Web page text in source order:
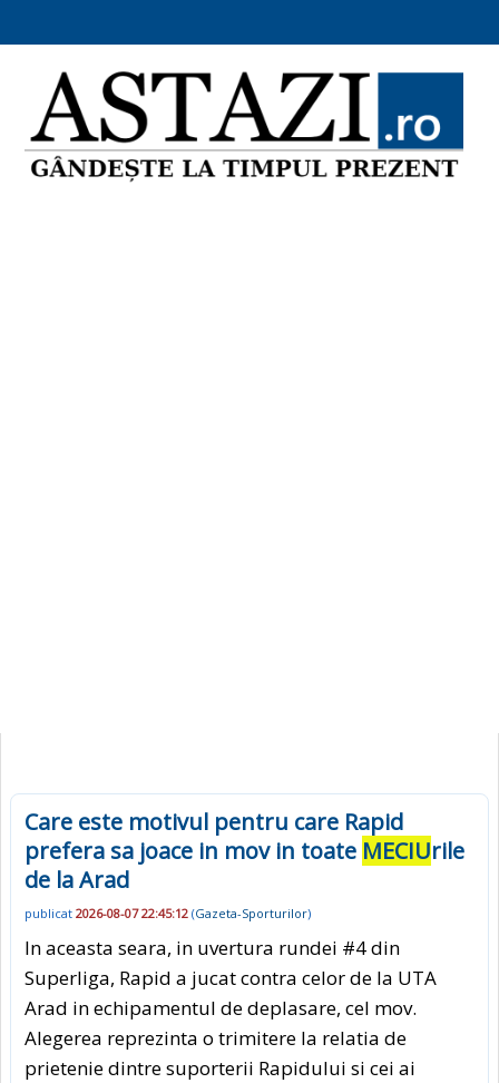
Care este motivul pentru care Rapid
prefera sa joace in mov in toate MECIUrile
de la Arad
publicat 2026-08-07 22:45:12 (Gazeta-Sporturilor)
In aceasta seara, in uvertura rundei #4 din
Superliga, Rapid a jucat contra celor de la UTA
Arad in echipamentul de deplasare, cel mov.
Alegerea reprezinta o trimitere la relatia de
prietenie dintre suporterii Rapidului si cei ai